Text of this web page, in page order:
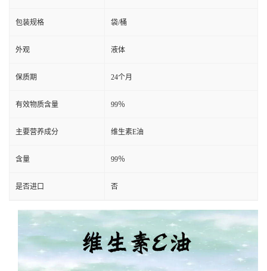
包装规格 袋/桶
外观 液体
保质期 24个月
有效物质含量 99％
主要营养成分 维生素E油
含量 99％
是否进口 否